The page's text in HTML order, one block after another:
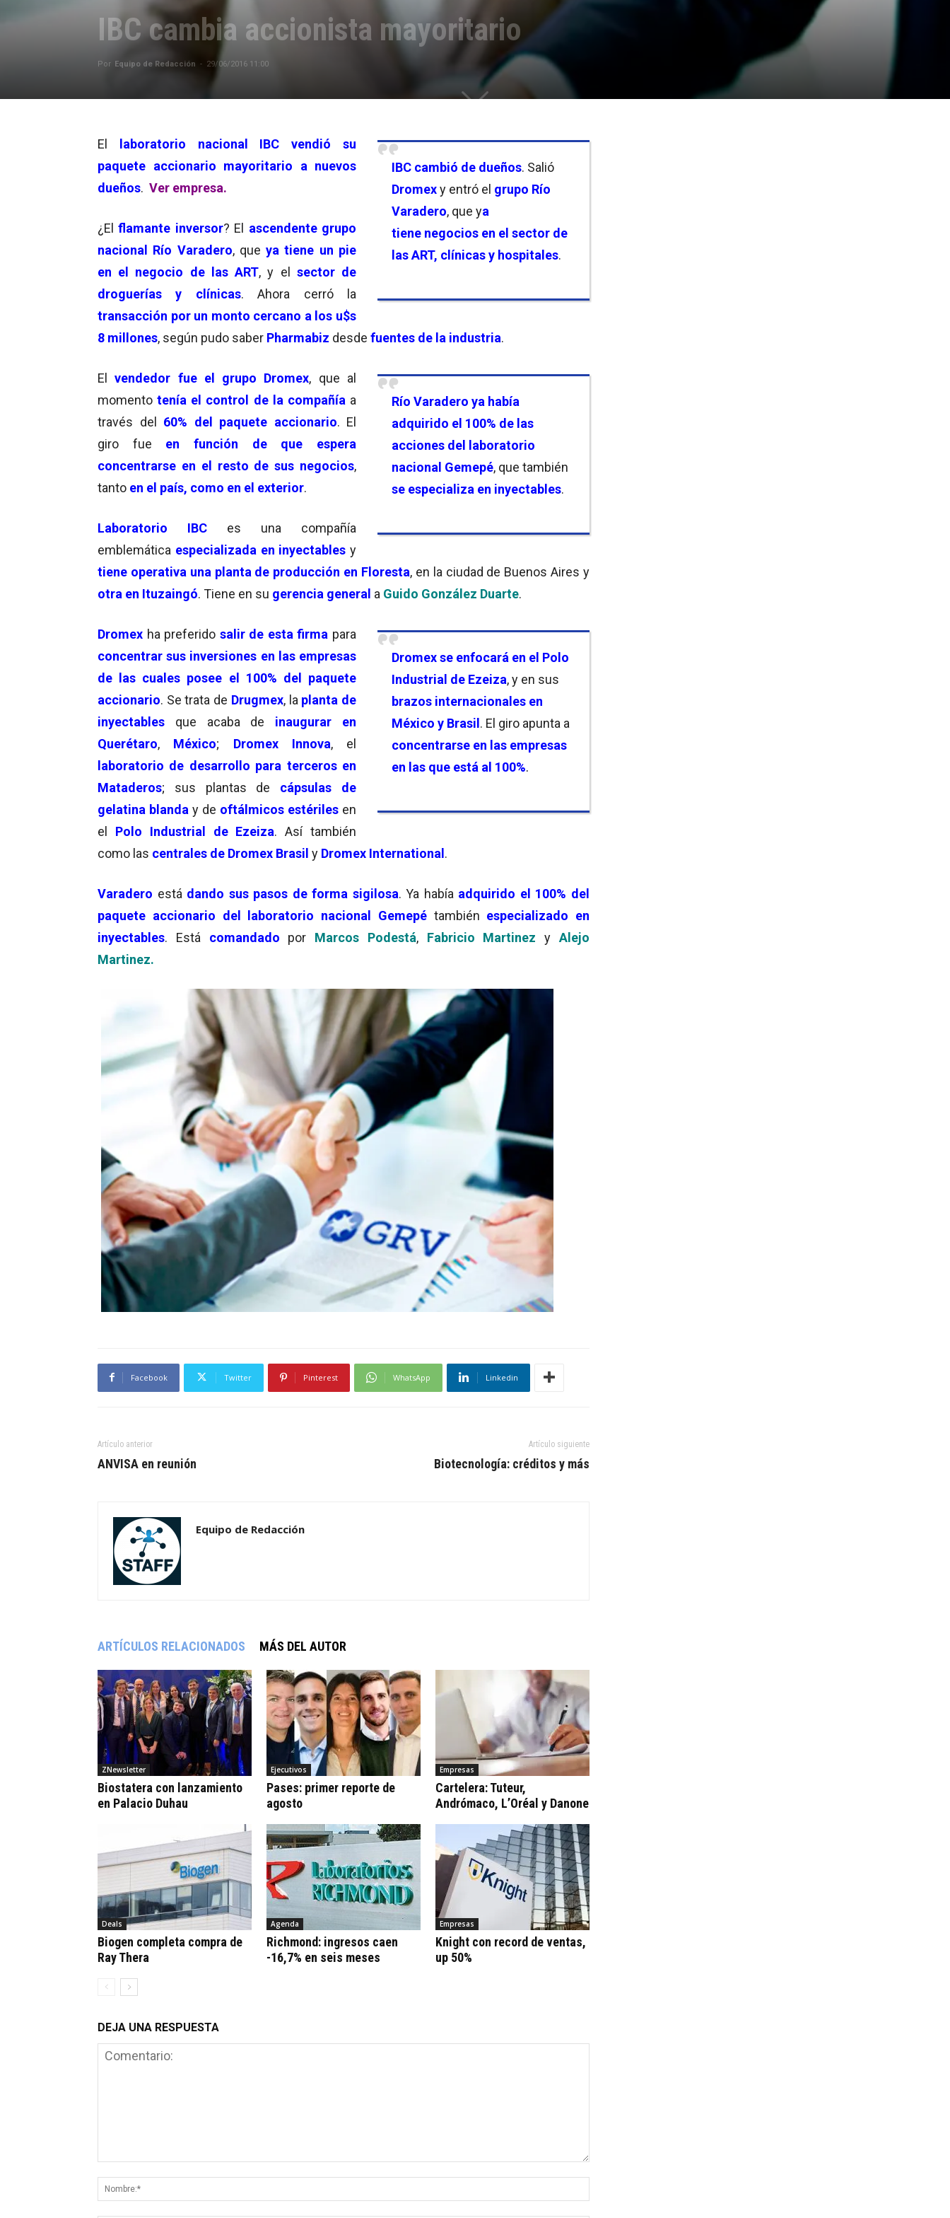
IBC cambia accionista mayoritario
Por Equipo de Redacción - 29/06/2016 11:00
IBC cambió de dueños. Salió
Dromexy entró el grupo Río
Varadero, que ya
tiene negocios en el sector de
las ART, clínicas y hospitales.
El laboratorio nacional
IBC vendió su
paquete accionario mayoritario a nuevos
dueños. Ver empresa.
¿Elflamante inversor? El ascendente grupo
nacional Río Varadero, queya tiene un pie
en el negocio de las ART, y el sector de
droguerías y clínicas. Ahora cerró la
transacción por un monto cercano a los u$s
8 millones, según pudo saber Pharmabiz desde fuentes de la industria.
Río Varadero ya había
adquirido el 100% de las
acciones del laboratorio
nacional Gemepé, que también
se especializa en inyectables.
Elvendedor fue el grupo Dromex, que al
momentotenía el control de la compañía a
través del 60% del paquete accionario. El
giro fue en función de que
espera
concentrarse en el resto de sus negocios,
tanto en el país, como en el exterior.
Laboratorio IBC es una compañía
emblemática especializada en inyectables y
tiene operativa una planta de producción en Floresta, en la ciudad de Buenos Aires y
otra en Ituzaingó. Tiene en su gerencia general a Guido González Duarte.
Dromexse enfocará en el Polo
Industrial de Ezeiza, y en sus
brazos internacionales en
México y Brasil. El giro apunta a
concentrarse en las empresas
en las que está al 100%.
Dromex ha preferido salir de esta firma para
concentrar sus inversiones en las empresas
de las cuales posee el 100% del paquete
accionario. Se trata de Drugmex, la planta de
inyectables que acaba de inaugurar en
Querétaro, México; Dromex Innova, el
laboratorio de desarrollo para terceros en
Mataderos; sus plantas de cápsulas de
gelatina blanda y de oftálmicos estériles en
el Polo Industrial de Ezeiza. Así también
como las centrales de Dromex Brasil y Dromex International.
Varadero está dando sus pasos de forma sigilosa. Ya había adquirido el 100% del
paquete accionario del laboratorio nacional Gemepé también especializado en
inyectables. Está comandado por Marcos Podestá, Fabricio Martinez yAlejo
Martinez.
Facebook Twitter Pinterest WhatsApp Linkedin
Artículo anterior
ANVISA en reunión
Artículo siguiente
Biotecnología: créditos y más
Equipo de Redacción
ARTÍCULOS RELACIONADOS MÁS DEL AUTOR
ZNewsletter
Biostatera con lanzamiento
en Palacio Duhau
Ejecutivos
Pases: primer reporte de
agosto
Empresas
Cartelera: Tuteur,
Andrómaco, L’Oréal y Danone
Deals
Biogen completa compra de
Ray Thera
Agenda
Richmond: ingresos caen
-16,7% en seis meses
Empresas
Knight con record de ventas,
up 50%
DEJA UNA RESPUESTA